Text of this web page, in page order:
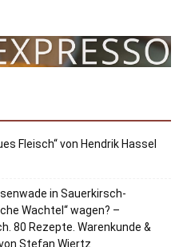
Fleisch“ von Hendrik Hassel
in Sauerkirsch-
Wachtel“ wagen? –
80 Rezepte. Warenkunde &
Stefan Wiertz